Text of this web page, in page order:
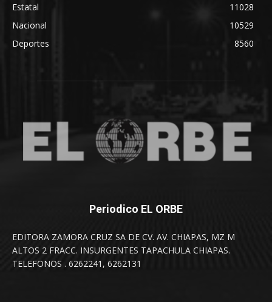
Estatal
11028
Nacional
10529
Deportes
8560
Periodico EL ORBE
EDITORA ZAMORA CRUZ SA DE CV. AV. CHIAPAS, MZ M
ALTOS 2 FRACC. INSURGENTES TAPACHULA CHIAPAS.
TELEFONOS . 6262241, 6262131